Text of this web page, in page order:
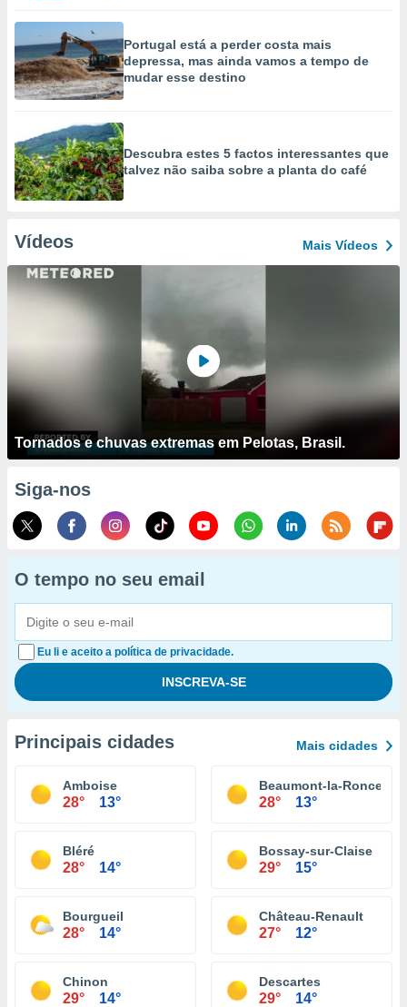
Portugal está a perder costa mais
depressa, mas ainda vamos a tempo de
mudar esse destino
Descubra estes 5 factos interessantes que
talvez não saiba sobre a planta do café
Vídeos Mais Vídeos
Tornados e chuvas extremas em Pelotas, Brasil.
Siga-nos
O tempo no seu email
Eu li e aceito a política de privacidade.
Principais cidades Mais cidades
Amboise
28° 13°
Beaumont-la-Ronce
28° 13°
Bléré
28° 14°
Bossay-sur-Claise
29° 15°
Bourgueil
28° 14°
Château-Renault
27° 12°
Chinon
29° 14°
Descartes
29° 14°